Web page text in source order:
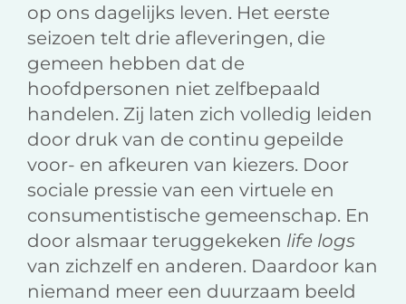
op ons dagelijks leven. Het eerste
seizoen telt drie afleveringen, die
gemeen hebben dat de
hoofdpersonen niet zelfbepaald
handelen. Zij laten zich volledig leiden
door druk van de continu gepeilde
voor- en afkeuren van kiezers. Door
sociale pressie van een virtuele en
consumentistische gemeenschap. En
door alsmaar teruggekeken life logs
van zichzelf en anderen. Daardoor kan
niemand meer een duurzaam beeld